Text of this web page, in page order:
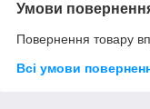
Умови
Повернення товару
Всі умови